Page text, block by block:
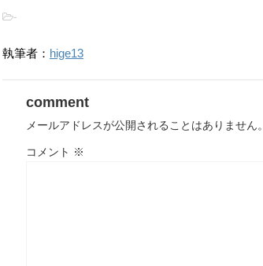
-
執筆者： hige13
comment
メールアドレスが公開されることはありません。
コメント ※